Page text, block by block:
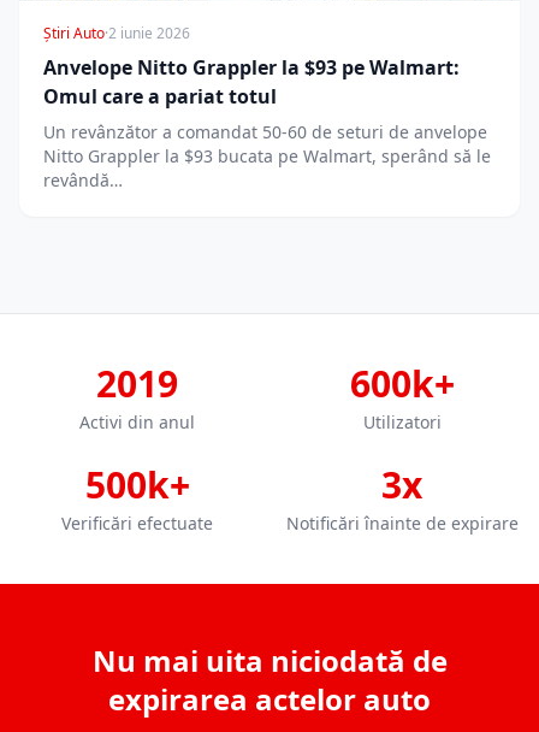
Știri Auto·2 iunie 2026
Anvelope Nitto Grappler la $93 pe Walmart:
Omul care a pariat totul
Un revânzător a comandat 50-60 de seturi de anvelope
Nitto Grappler la $93 bucata pe Walmart, sperând să le
revândă…
2019
Activi din anul
600k+
Utilizatori
500k+
Verificări efectuate
3x
Notificări înainte de expirare
Nu mai uita niciodată de
expirarea actelor auto